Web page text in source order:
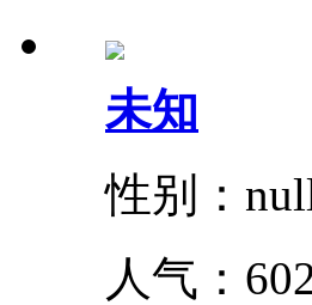
未知
性别：
人气：